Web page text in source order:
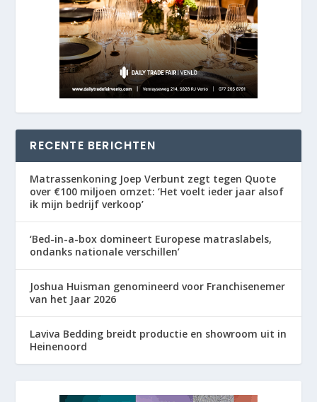
RECENTE BERICHTEN
Matrassenkoning Joep Verbunt zegt tegen Quote
over €100 miljoen omzet: ‘Het voelt ieder jaar alsof
ik mijn bedrijf verkoop’
‘Bed-in-a-box domineert Europese matraslabels,
ondanks nationale verschillen’
Joshua Huisman genomineerd voor Franchisenemer
van het Jaar 2026
Laviva Bedding breidt productie en showroom uit in
Heinenoord